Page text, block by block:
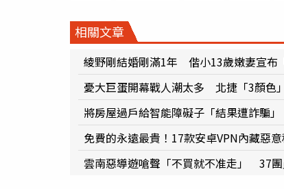
相關文章
綾野剛結婚剛滿1年 偕小13歲嫩妻宣布
憂大巨蛋開幕戰人潮太多 北捷「3顏色
將房屋過戶給智能障礙子「結果遭詐騙
免費的永遠最貴！17款安卓VPN內藏惡
雲南惡導遊嗆聲「不買就不准走」 37